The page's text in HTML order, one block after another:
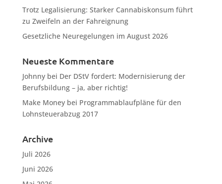
Trotz Legalisierung: Starker Cannabiskonsum führt
zu Zweifeln an der Fahreignung
Gesetzliche Neuregelungen im August 2026
Neueste Kommentare
Johnnybei Der DStV fordert: Modernisierung der
Berufsbildung – ja, aber richtig!
Make Moneybei Programmablaufpläne für den
Lohnsteuerabzug 2017
Archive
Juli 2026
Juni 2026